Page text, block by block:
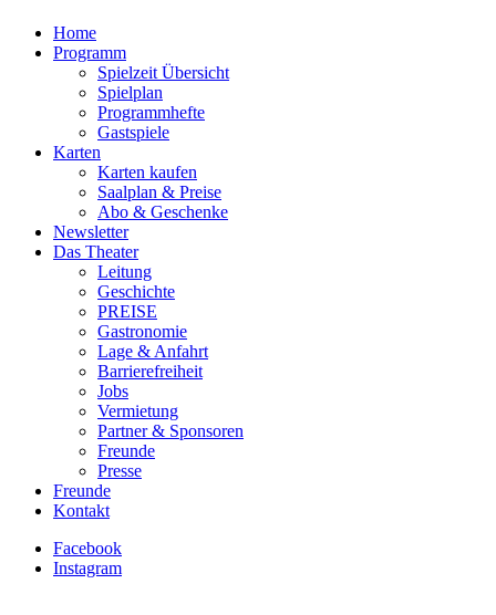
Home
Programm
Spielzeit Übersicht
Spielplan
Programmhefte
Gastspiele
Karten
Karten kaufen
Saalplan & Preise
Abo & Geschenke
Newsletter
Das Theater
Leitung
Geschichte
PREISE
Gastronomie
Lage & Anfahrt
Barrierefreiheit
Jobs
Vermietung
Partner & Sponsoren
Freunde
Presse
Freunde
Kontakt
Facebook
Instagram